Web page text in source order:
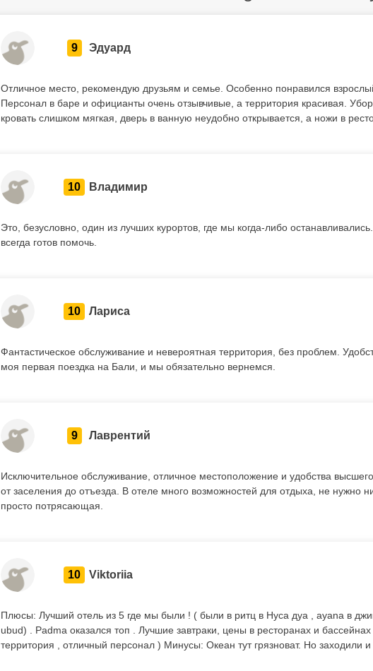
9 Эдуард
Отличное место, рекомендую друзьям и семье. Особенно понравился
Персонал в баре и официанты очень отзывчивые, а территория красивая.
кровать слишком мягкая, дверь в ванную неудобно открывается, а ножи в
10 Владимир
Это, безусловно, один из лучших курортов, где мы когда-либо
всегда готов помочь.
10 Лариса
Фантастическое обслуживание и невероятная территория, без проблем.
моя первая поездка на Бали, и мы обязательно вернемся.
9 Лаврентий
Исключительное обслуживание, отличное местоположение и удобства
от заселения до отъезда. В отеле много возможностей для отдыха, не нужно
просто потрясающая.
10 Viktoriia
Плюсы: Лучший отель из 5 где мы были ! ( были в ритц в Нуса дуа , ayana в
ubud) . Padma оказался топ . Лучшие завтраки, цены в ресторанах и
территория , отличный персонал ) Минусы: Океан тут грязноват. Но заходили и